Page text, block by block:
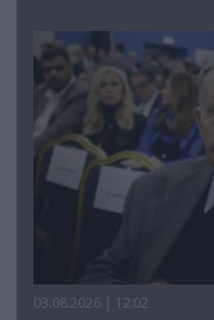
03.08.2026 | 12:02